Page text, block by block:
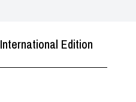
International Edition